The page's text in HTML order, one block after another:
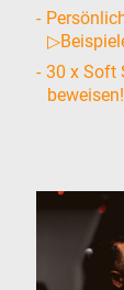
30 x Soft
beweisen!